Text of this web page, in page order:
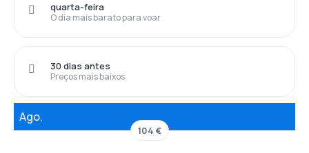
O dia mais barato para voar
quarta-feira
Preços mais baixos
30 dias antes
Ago.
104 €